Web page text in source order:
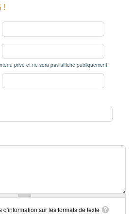
!
privé et ne sera pas affiché publiquement.
d'information sur les formats de texte